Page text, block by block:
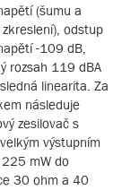
(šumu a
odstup
-109 dB,
rozsah 119 dBA
linearita. Za
následuje
zesilovač s
výstupním
mW do
30 ohm a 40